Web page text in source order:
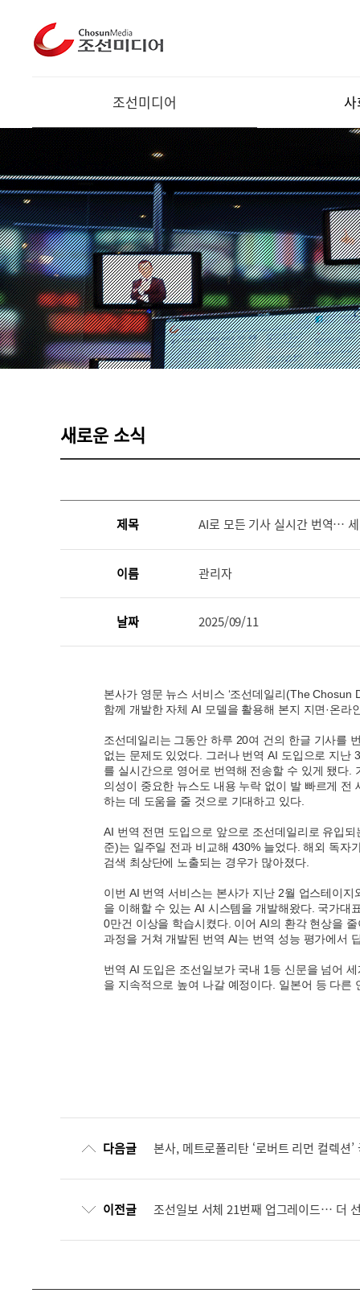
조선미디어
새로운 소식
제목 AI로 모든 기사 실시간 번역…
이름 관리자
날짜 2025/09/11
본사가 영문 뉴스 서비스 ‘조선데일리(The
함께 개발한 자체 AI 모델을 활용해 본지 지면·온
조선데일리는 그동안 하루 20여 건의 한글 기사를
없는 문제도 있었다. 그러나 번역 AI 도입으로 지난
를 실시간으로 영어로 번역해 전송할 수 있게 됐다
의성이 중요한 뉴스도 내용 누락 없이 발 빠르게 전
하는 데 도움을 줄 것으로 기대하고 있다.
AI 번역 전면 도입으로 앞으로 조선데일리로 유입
준)는 일주일 전과 비교해 430% 늘었다. 해외 독자
검색 최상단에 노출되는 경우가 많아졌다.
이번 AI 번역 서비스는 본사가 지난 2월 업스테이
을 이해할 수 있는 AI 시스템을 개발해왔다. 국가대
0만건 이상을 학습시켰다. 이어 AI의 환각 현상을
과정을 거쳐 개발된 번역 AI는 번역 성능 평가에서
번역 AI 도입은 조선일보가 국내 1등 신문을 넘어
을 지속적으로 높여 나갈 예정이다. 일본어 등 다
다음글 본사, 메트로폴리탄 ‘로버트 리먼 컬렉션’
이전글 조선일보 서체 21번째 업그레이드… 더